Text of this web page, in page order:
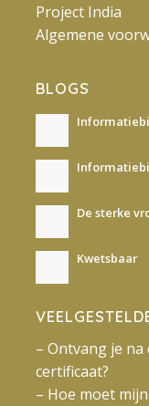
Project India
Algemene
BLOGS
De sterke
Kwetsbaar
– Ontvang je na
certificaat?
– Hoe moet